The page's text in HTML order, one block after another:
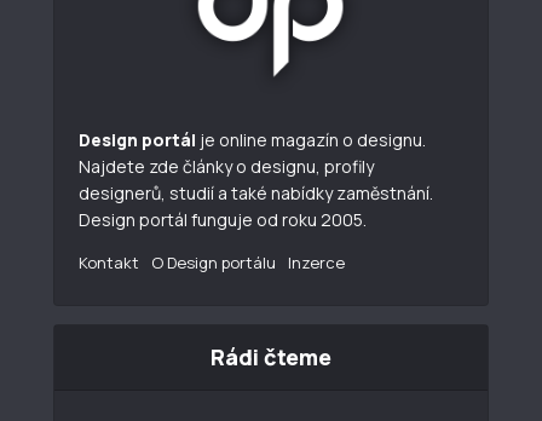
Design portál je online magazín o designu.
Najdete zde články o designu, profily
designerů, studií a také nabídky zaměstnání.
Design portál funguje od roku 2005.
Kontakt O Design portálu Inzerce
Rádi čteme